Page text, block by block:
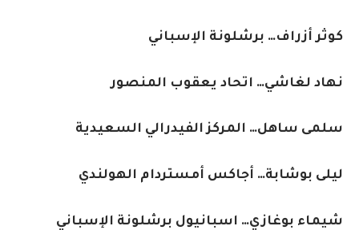
كوثر أزراف… برشلونة الإسباني
نهاد لغاشي… اتحاد يعقوب المنصور
سلمى ساهل… المركز الفيدرالي السعيدية
ليلى بوشابة… أجاكس أمستردام الهولندي
شيماء بوغازي… اسبانيول برشلونة الإسباني